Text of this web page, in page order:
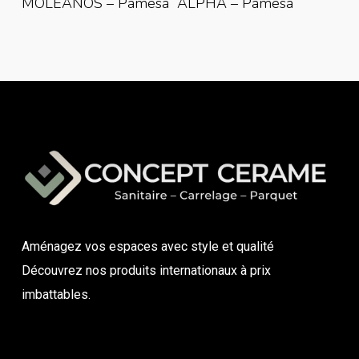
Aménagez vos espaces avec style et qualité
Découvrez nos produits internationaux à prix
imbattables.